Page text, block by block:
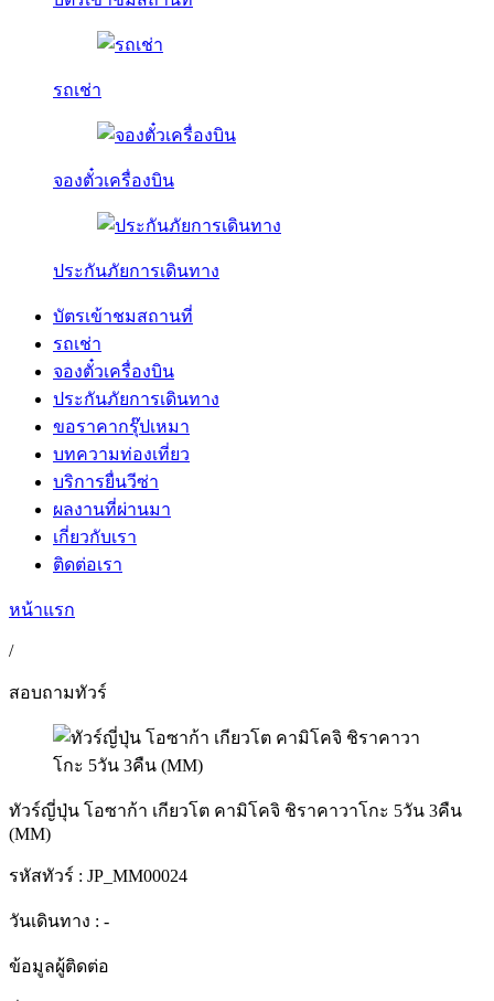
รถเช่า
จองตั๋วเครื่องบิน
ประกันภัยการเดินทาง
บัตรเข้าชมสถานที่
รถเช่า
จองตั๋วเครื่องบิน
ประกันภัยการเดินทาง
ขอราคากรุ๊ปเหมา
บทความท่องเที่ยว
บริการยื่นวีซ่า
ผลงานที่ผ่านมา
เกี่ยวกับเรา
ติดต่อเรา
หน้าแรก
/
สอบถามทัวร์
ทัวร์ญี่ปุ่น โอซาก้า เกียวโต คามิโคจิ ชิราคาวาโกะ 5วัน 3คืน
(MM)
รหัสทัวร์ : JP_MM00024
วันเดินทาง : -
ข้อมูลผู้ติดต่อ